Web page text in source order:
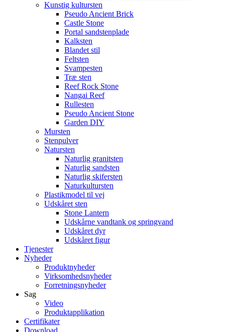
Kunstig kultursten
Pseudo Ancient Brick
Castle Stone
Portal sandstenplade
Kalksten
Blandet stil
Feltsten
Svampesten
Træ sten
Reef Rock Stone
Nangai Reef
Rullesten
Pseudo Ancient Stone
Garden DIY
Mursten
Stenpulver
Natursten
Naturlig granitsten
Naturlig sandsten
Naturlig skifersten
Naturkultursten
Plastikmodel til vej
Udskåret sten
Stone Lantern
Udskårne vandtank og springvand
Udskåret dyr
Udskåret figur
Tjenester
Nyheder
Produktnyheder
Virksomhedsnyheder
Forretningsnyheder
Sag
Video
Produktapplikation
Certifikater
Download